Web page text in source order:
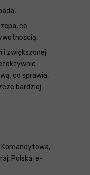
co
i zwiększonej
co sprawia,
bardziej
Komandytowa,
Polska, e-